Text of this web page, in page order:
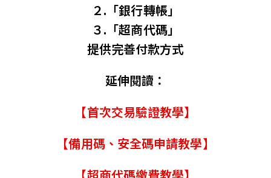
２.「銀行轉帳」
３.「超商代碼」
提供完善付款方式
延伸閱讀：
【首次交易驗證教學】
【備用碼、安全碼申請教學】